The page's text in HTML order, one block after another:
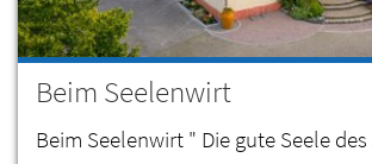
Beim Seelenwirt
Beim Seelenwirt " Die gute Seele